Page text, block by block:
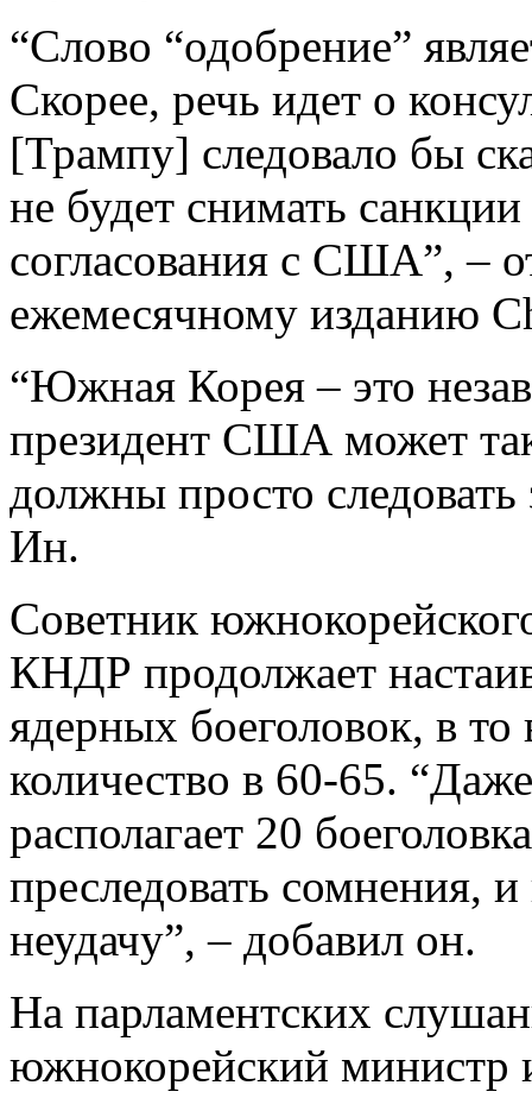
“Слово “одобрение”
Скорее, речь идет о
[Трампу] следовало бы
не будет снимать
согласования с США”, –
ежемесячному изданию
“Южная Корея – это
президент США может
должны просто
Ин.
Советник
КНДР продолжает
ядерных боеголовок, в
количество в 60-65.
располагает 20
преследовать сомнения,
неудачу”, – добавил он.
На парламентских
южнокорейский министр